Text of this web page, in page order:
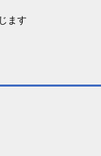
ます